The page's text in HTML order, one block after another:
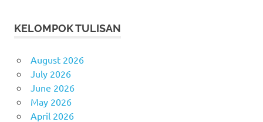
KELOMPOK TULISAN
August 2026
July 2026
June 2026
May 2026
April 2026